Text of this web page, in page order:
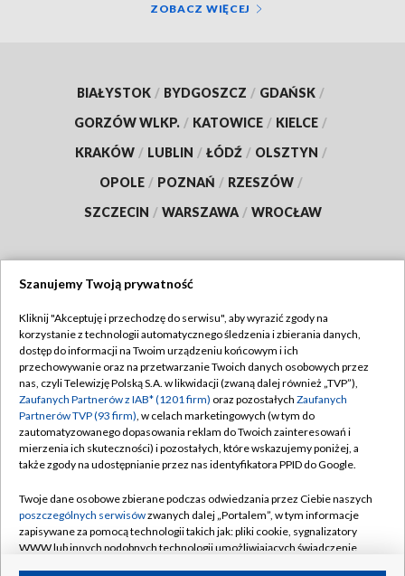
ZOBACZ WIĘCEJ
BIAŁYSTOK / BYDGOSZCZ / GDAŃSK /
GORZÓW WLKP. / KATOWICE / KIELCE /
KRAKÓW / LUBLIN / ŁÓDŹ / OLSZTYN /
OPOLE / POZNAŃ / RZESZÓW /
SZCZECIN / WARSZAWA / WROCŁAW
TVP
Abonament TVP
Emisja w TVP
Centrum informacji TVP
Naziemna Telewizja Cyfrowa
Rada Programowa
System NOS
Informacje o nadawcy
Regulamin TVP
Polityka prywatności
Moje zgody
Pomoc
Kontakt
Szanujemy Twoją prywatność
Kliknij "Akceptuję i przechodzę do serwisu", aby wyrazić zgody na
korzystanie z technologii automatycznego śledzenia i zbierania danych,
dostęp do informacji na Twoim urządzeniu końcowym i ich
przechowywanie oraz na przetwarzanie Twoich danych osobowych przez
nas, czyli Telewizję Polską S.A. w likwidacji (zwaną dalej również „TVP”),
Zaufanych Partnerów z IAB* (1201 firm) oraz pozostałych Zaufanych
Partnerów TVP (93 firm), w celach marketingowych (w tym do
zautomatyzowanego dopasowania reklam do Twoich zainteresowań i
mierzenia ich skuteczności) i pozostałych, które wskazujemy poniżej, a
także zgody na udostępnianie przez nas identyfikatora PPID do Google.
Twoje dane osobowe zbierane podczas odwiedzania przez Ciebie naszych
poszczególnych serwisówzwanych dalej „Portalem”, w tym informacje
zapisywane za pomocą technologii takich jak: pliki cookie, sygnalizatory
WWW lub innych podobnych technologii umożliwiających świadczenie